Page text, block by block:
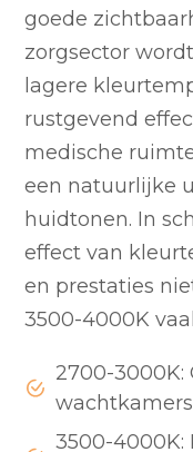
goede
zorgsector
lagere
rustgevend
medische
een natuurlijke
huidtonen. In
effect van
en prestaties
3500-4000K
2700-3000K:
3500-4000K: